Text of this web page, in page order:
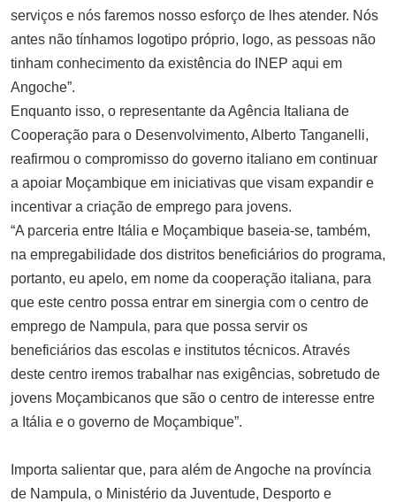
serviços e nós faremos nosso esforço de lhes atender. Nós
antes não tínhamos logotipo próprio, logo, as pessoas não
tinham conhecimento da existência do INEP aqui em
Angoche”.
Enquanto isso, o representante da Agência Italiana de
Cooperação para o Desenvolvimento, Alberto Tanganelli,
reafirmou o compromisso do governo italiano em continuar
a apoiar Moçambique em iniciativas que visam expandir e
incentivar a criação de emprego para jovens.
“A parceria entre Itália e Moçambique baseia-se, também,
na empregabilidade dos distritos beneficiários do programa,
portanto, eu apelo, em nome da cooperação italiana, para
que este centro possa entrar em sinergia com o centro de
emprego de Nampula, para que possa servir os
beneficiários das escolas e institutos técnicos. Através
deste centro iremos trabalhar nas exigências, sobretudo de
jovens Moçambicanos que são o centro de interesse entre
a Itália e o governo de Moçambique”.
Importa salientar que, para além de Angoche na província
de Nampula, o Ministério da Juventude, Desporto e